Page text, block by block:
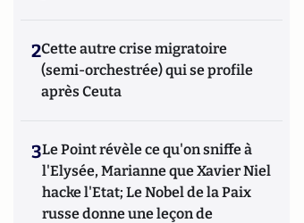
2Cette autre crise migratoire
(semi-orchestrée) qui se profile
après Ceuta
3Le Point révèle ce qu'on sniffe à
l'Elysée, Marianne que Xavier Niel
hacke l'Etat; Le Nobel de la Paix
russe donne une leçon de